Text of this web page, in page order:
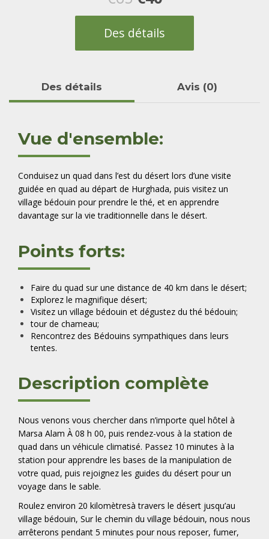
prix
initial
prix
actuel
€40.
Des détails
Des détails Avis (0)
Vue d'ensemble:
Conduisez un quad dans l’est du désert lors d’une visite
guidée en quad au départ de Hurghada, puis visitez un
village bédouin pour prendre le thé, et en apprendre
davantage sur la vie traditionnelle dans le désert.
Points forts:
Faire du quad sur une distance de 40 km dans le désert;
Explorez le magnifique désert;
Visitez un village bédouin et dégustez du thé bédouin;
tour de chameau;
Rencontrez des Bédouins sympathiques dans leurs
tentes.
Description complète
Nous venons vous chercher dans n’importe quel hôtel à
Marsa Alam À 08 h 00, puis rendez-vous à la station de
quad dans un véhicule climatisé. Passez 10 minutes à la
station pour apprendre les bases de la manipulation de
votre quad, puis rejoignez les guides du désert pour un
voyage dans le sable.
Roulez environ 20 kilomètresà travers le désert jusqu’au
village bédouin, Sur le chemin du village bédouin, nous nous
arrêterons pendant 5 minutes pour nous reposer, fumer,